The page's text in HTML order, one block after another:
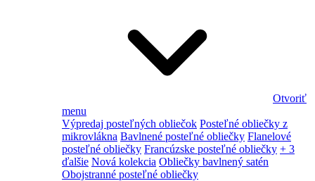
Otvoriť
menu
Výpredaj posteľných obliečok Posteľné obliečky z
mikrovlákna Bavlnené posteľné obliečky Flanelové
posteľné obliečky Francúzske posteľné obliečky + 3
ďalšie Nová kolekcia Obliečky bavlnený satén
Obojstranné posteľné obliečky